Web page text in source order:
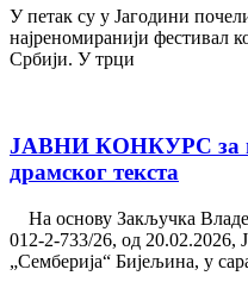
У петак су у Јагодини
најреномиранији фестивал
Србији. У трци
ЈАВНИ КОНКУРС за
драмског текста
На основу Закључка
012-2-733/26, од 20.02.2026,
„Семберија“ Бијељина, у